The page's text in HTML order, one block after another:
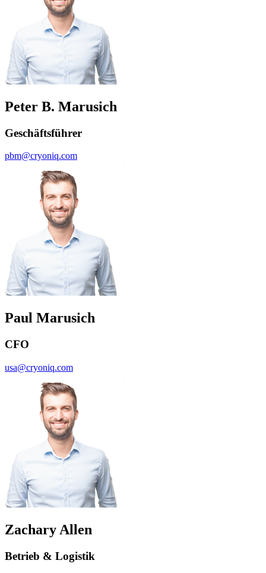
Peter B. Marusich
Geschäftsführer
pbm@cryoniq.com
Paul Marusich
CFO
usa@cryoniq.com
Zachary Allen
Betrieb & Logistik